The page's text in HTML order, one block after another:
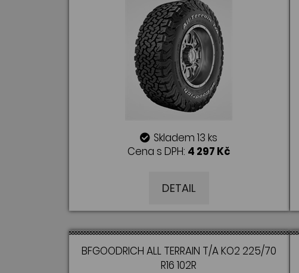
Skladem 13 ks
Cena s DPH: 4 297 Kč
DETAIL
BFGOODRICH ALL TERRAIN T/A KO2 225/70
R16 102R